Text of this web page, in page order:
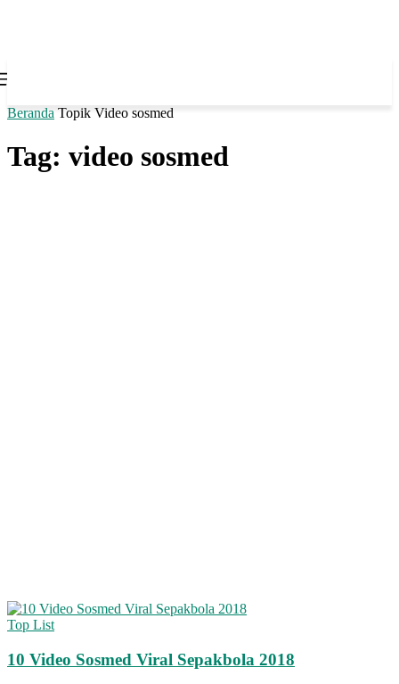
Beranda Topik Video sosmed
Tag: video sosmed
Top List
10 Video Sosmed Viral Sepakbola 2018